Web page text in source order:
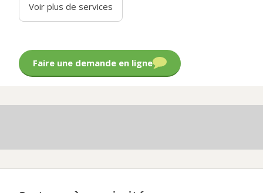
Voir plus de services
Faire une demande en ligne